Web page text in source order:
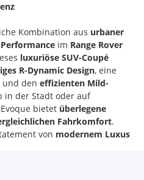
Kombination aus urbaner
im Range Rover
luxuriöse SUV-Coupé
R-Dynamic Design, eine
und den effizienten Mild-
in der Stadt oder auf
bietet überlegene
Fahrkomfort.
von modernem Luxus